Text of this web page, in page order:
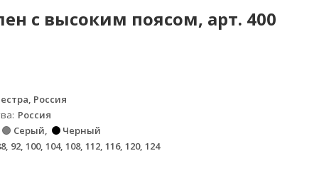
с высоким поясом, арт. 400
Россия
Россия
Серый
Черный
92, 100, 104, 108, 112, 116, 120, 124